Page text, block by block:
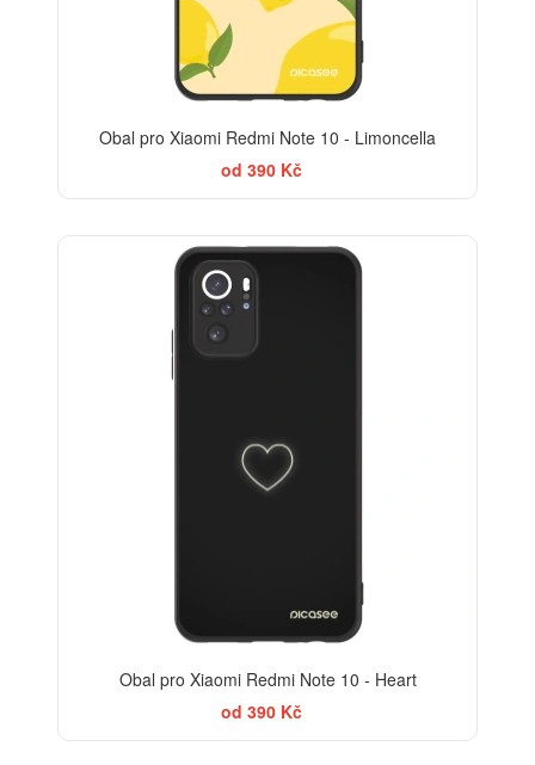
Obal pro Xiaomi Redmi Note 10 - Limoncella
od 390 Kč
Obal pro Xiaomi Redmi Note 10 - Heart
od 390 Kč